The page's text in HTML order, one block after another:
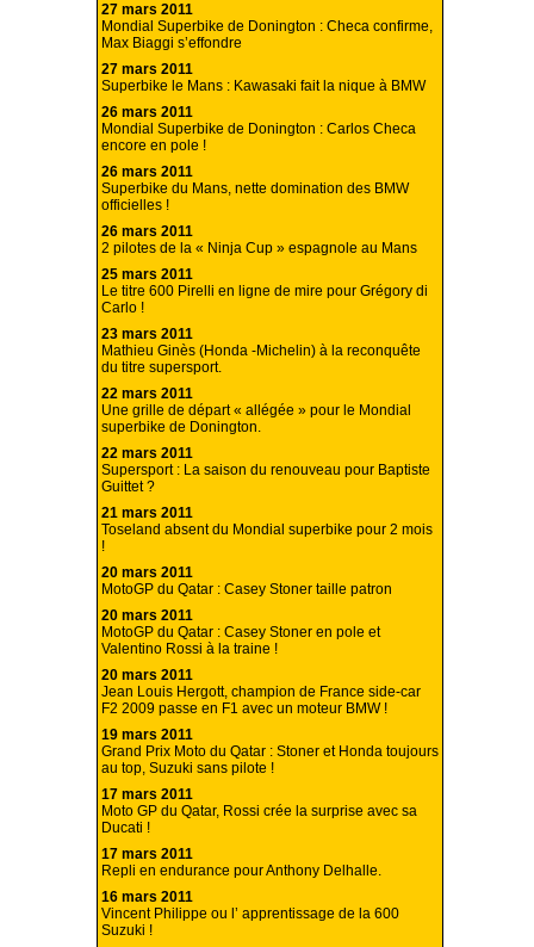
27 mars 2011
Mondial Superbike de Donington : Checa confirme,
Max Biaggi s’effondre
27 mars 2011
Superbike le Mans : Kawasaki fait la nique à BMW
26 mars 2011
Mondial Superbike de Donington : Carlos Checa
encore en pole !
26 mars 2011
Superbike du Mans, nette domination des BMW
officielles !
26 mars 2011
2 pilotes de la « Ninja Cup » espagnole au Mans
25 mars 2011
Le titre 600 Pirelli en ligne de mire pour Grégory di
Carlo !
23 mars 2011
Mathieu Ginès (Honda -Michelin) à la reconquête
du titre supersport.
22 mars 2011
Une grille de départ « allégée » pour le Mondial
superbike de Donington.
22 mars 2011
Supersport : La saison du renouveau pour Baptiste
Guittet ?
21 mars 2011
Toseland absent du Mondial superbike pour 2 mois
!
20 mars 2011
MotoGP du Qatar : Casey Stoner taille patron
20 mars 2011
MotoGP du Qatar : Casey Stoner en pole et
Valentino Rossi à la traine !
20 mars 2011
Jean Louis Hergott, champion de France side-car
F2 2009 passe en F1 avec un moteur BMW !
19 mars 2011
Grand Prix Moto du Qatar : Stoner et Honda toujours
au top, Suzuki sans pilote !
17 mars 2011
Moto GP du Qatar, Rossi crée la surprise avec sa
Ducati !
17 mars 2011
Repli en endurance pour Anthony Delhalle.
16 mars 2011
Vincent Philippe ou l’ apprentissage de la 600
Suzuki !